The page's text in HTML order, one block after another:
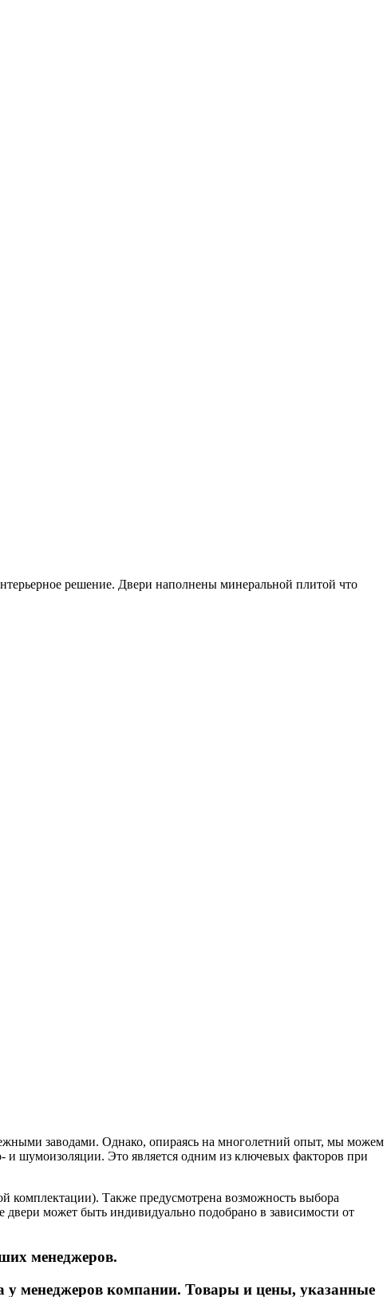
решение. Двери наполнены минеральной плитой что
заводами. Однако, опираясь на многолетний опыт, мы можем
и шумоизоляции. Это является одним из ключевых факторов при
Также предусмотрена возможность выбора
может быть индивидуально подобрано в зависимости от
менеджеров.
менеджеров компании. Товары и цены, указанные